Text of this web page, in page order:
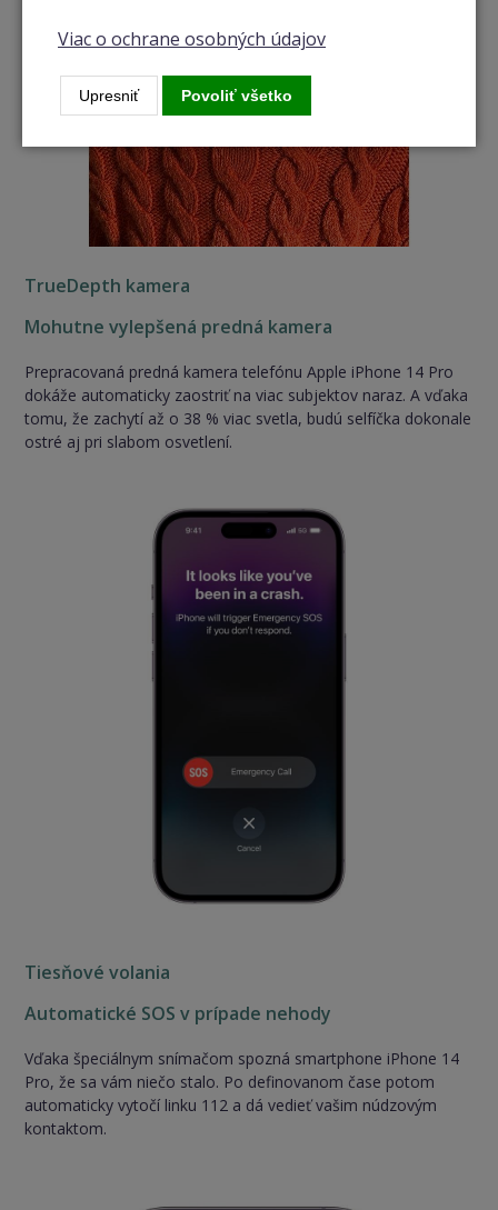
TrueDepth kamera
Mohutne vylepšená predná kamera
Prepracovaná predná kamera telefónu Apple iPhone 14 Pro
dokáže automaticky zaostriť na viac subjektov naraz. A vďaka
tomu, že zachytí až o 38 % viac svetla, budú selfíčka dokonale
ostré aj pri slabom osvetlení.
Tiesňové volania
Automatické SOS v prípade nehody
Vďaka špeciálnym snímačom spozná smartphone iPhone 14
Pro, že sa vám niečo stalo. Po definovanom čase potom
automaticky vytočí linku 112 a dá vedieť vašim núdzovým
kontaktom.
Viac o ochrane osobných údajov
Upresniť Povoliť všetko